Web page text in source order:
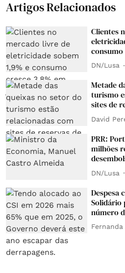
Artigos Relacionados
Clientes
DN/Lusa
Metade
turismo
sites de
David
PRR:
milhões
DN/Lusa
Despesa
Solidário
número